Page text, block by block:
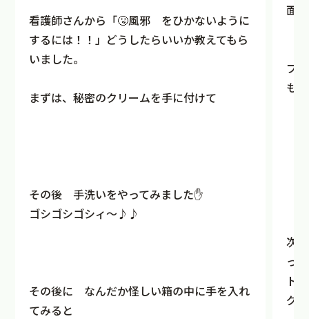
看護師さんから「🤧風邪 をひかないように
するには！！」どうしたらいいか教えてもら
いました。
まずは、秘密のクリームを手に付けて
その後 手洗いをやってみました✋
ゴシゴシゴシィ～♪♪
その後に なんだか怪しい箱の中に手を入れ
てみると
面
プ
も
次
っ
ト
グ